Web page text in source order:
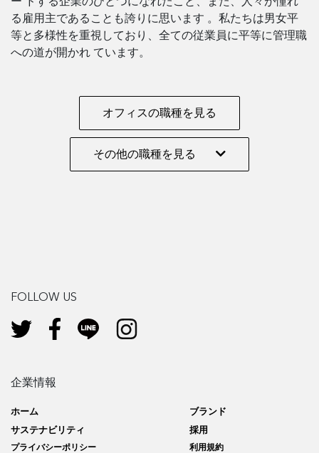
る雇用主であることも誇りに思います 。私たちは男女平
等と多様性を重視しており、全ての従業員に平等に管理職
への道が開かれ ています。
オフィスの職種を見る
その他の職種を見る
FOLLOW US
企業情報
ホーム
ブランド
サステナビリティ
採用
プライバシーポリシー 利用規約